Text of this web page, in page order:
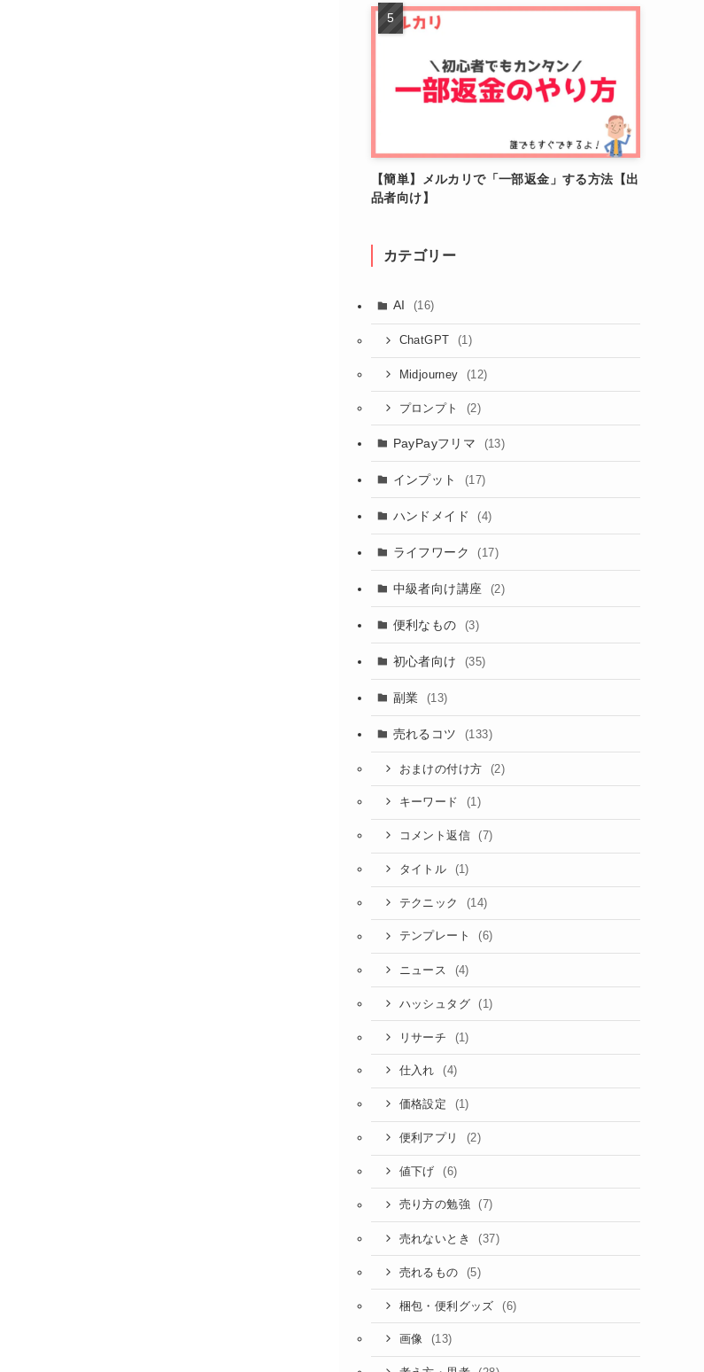
【簡単】メルカリで「一部返金」する方法【出
品者向け】
カテゴリー
AI (16)
ChatGPT (1)
Midjourney (12)
プロンプト (2)
PayPayフリマ (13)
インプット (17)
ハンドメイド (4)
ライフワーク (17)
中級者向け講座 (2)
便利なもの (3)
初心者向け (35)
副業 (13)
売れるコツ (133)
おまけの付け方 (2)
キーワード (1)
コメント返信 (7)
タイトル (1)
テクニック (14)
テンプレート (6)
ニュース (4)
ハッシュタグ (1)
リサーチ (1)
仕入れ (4)
価格設定 (1)
便利アプリ (2)
値下げ (6)
売り方の勉強 (7)
売れないとき (37)
売れるもの (5)
梱包・便利グッズ (6)
画像 (13)